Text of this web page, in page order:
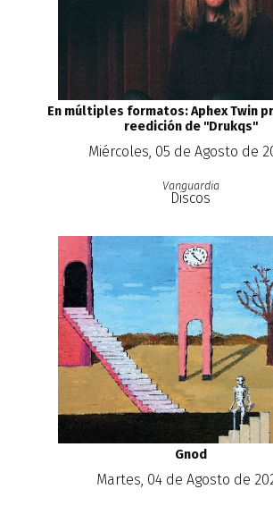
En múltiples formatos: Aphex Twin
reedición de ''Drukqs''
Miércoles, 05 de Agosto de
Vanguardia
Discos
Gnod
Martes, 04 de Agosto de